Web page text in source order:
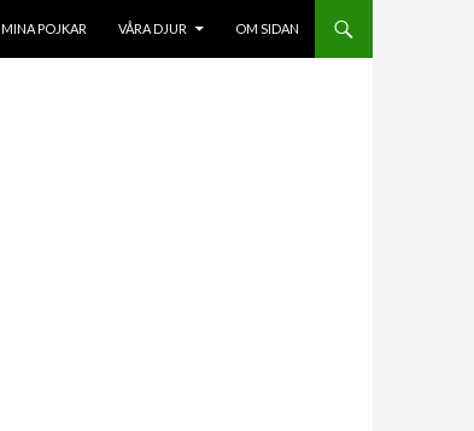
MINA POJKAR VÅRA DJUR OM SIDAN